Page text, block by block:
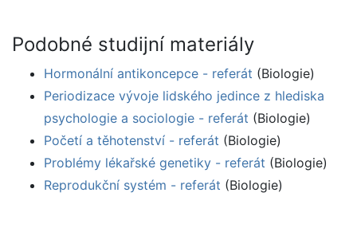
Podobné studijní materiály
Hormonální antikoncepce - referát (Biologie)
Periodizace vývoje lidského jedince z hlediska
psychologie a sociologie - referát (Biologie)
Početí a těhotenství - referát (Biologie)
Problémy lékařské genetiky - referát (Biologie)
Reprodukční systém - referát (Biologie)